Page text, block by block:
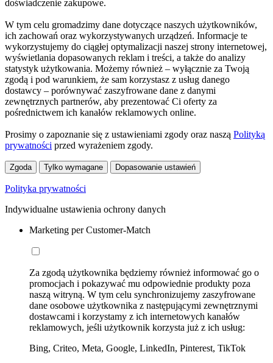
doświadczenie zakupowe.
W tym celu gromadzimy dane dotyczące naszych użytkowników,
ich zachowań oraz wykorzystywanych urządzeń. Informacje te
wykorzystujemy do ciągłej optymalizacji naszej strony internetowej,
wyświetlania dopasowanych reklam i treści, a także do analizy
statystyk użytkowania. Możemy również – wyłącznie za Twoją
zgodą i pod warunkiem, że sam korzystasz z usług danego
dostawcy – porównywać zaszyfrowane dane z danymi
zewnętrznych partnerów, aby prezentować Ci oferty za
pośrednictwem ich kanałów reklamowych online.
Prosimy o zapoznanie się z ustawieniami zgody oraz naszą Polityką
prywatności przed wyrażeniem zgody.
Zgoda Tylko wymagane Dopasowanie ustawień
Polityka prywatności
Indywidualne ustawienia ochrony danych
Marketing per Customer-Match
Za zgodą użytkownika będziemy również informować go o
promocjach i pokazywać mu odpowiednie produkty poza
naszą witryną. W tym celu synchronizujemy zaszyfrowane
dane osobowe użytkownika z następującymi zewnętrznymi
dostawcami i korzystamy z ich internetowych kanałów
reklamowych, jeśli użytkownik korzysta już z ich usług:
Bing, Criteo, Meta, Google, LinkedIn, Pinterest, TikTok